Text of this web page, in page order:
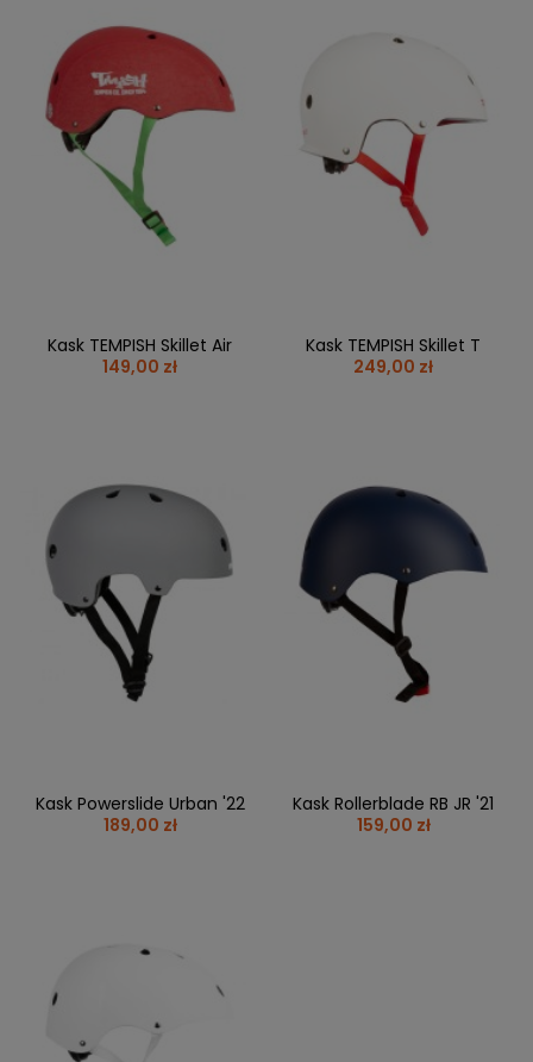
Kask TEMPISH Skillet Air
149,00 zł
Kask TEMPISH Skillet T
249,00 zł
Kask Powerslide Urban '22
189,00 zł
Kask Rollerblade RB JR '21
159,00 zł